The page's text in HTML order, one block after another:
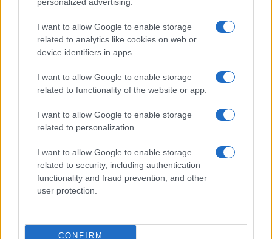
I want to allow Google to enable storage
related to analytics like cookies on web or
device identifiers in apps.
I want to allow Google to enable storage
related to functionality of the website or app.
I want to allow Google to enable storage
related to personalization.
I want to allow Google to enable storage
related to security, including authentication
functionality and fraud prevention, and other
user protection.
CONFIRM
természetesen nem csak a „Plandemic” videó
volt az egyetlen összeesküvés-elméletet
bemutató anyag. Felmérések szerint
jelentősen erősödtek az antiszemita jellegű
megnyilvánulások, jellemzően a közösségi
médiában, a zsidókat a vírus okozóiként és
terjesztőiként feltüntetve.
Rágalmazásellenes Liga (ADL) jelentése
szerint
a járvány előrehaladtával